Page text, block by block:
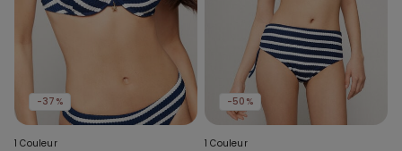
-37%
1 Couleur
-50%
1 Couleur